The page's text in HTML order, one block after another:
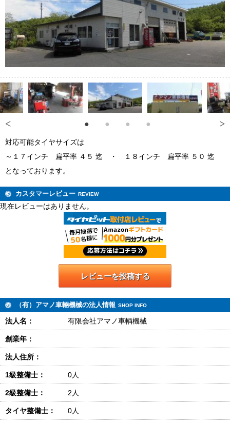
対応可能タイヤサイズは
～１７インチ 扁平率 ４５ 迄 ・ １８インチ 扁平率 ５０ 迄
となっております。
カスタマーレビュー REVIEW
現在レビューはありません。
レビューを投稿する
（有）アマノ車輛機械の法人情報 SHOP INFO
法人名： 有限会社アマノ車輌機械
創業年：
法人住所：
1級整備士： 0人
2級整備士： 2人
タイヤ整備士： 0人